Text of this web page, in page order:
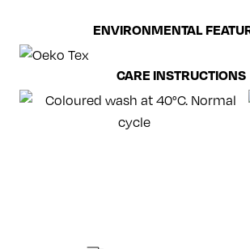
ENVIRONMENTAL
CARE INSTRUCTIONS